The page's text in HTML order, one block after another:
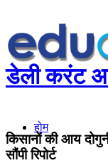
होम
डेली करंट
किसानों की आय
सौंपी रिपोर्ट